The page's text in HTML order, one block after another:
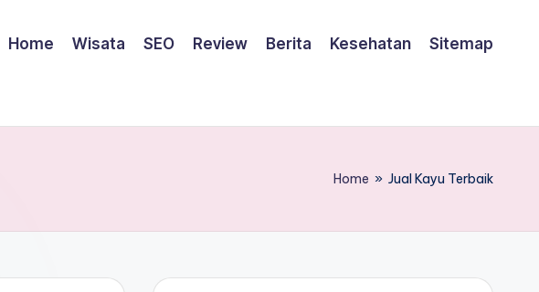
Home Wisata SEO Review Berita Kesehatan Sitemap
Home » Jual Kayu Terbaik